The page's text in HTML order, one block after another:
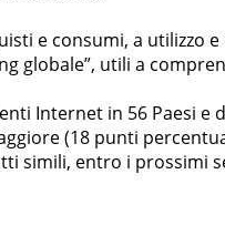
e consumi, a
globale”, utili a
Internet in 56 Paesi
(18 punti
simili, entro i prossimi